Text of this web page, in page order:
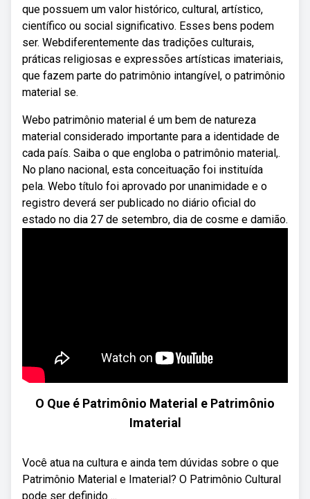
que possuem um valor histórico, cultural, artístico,
científico ou social significativo. Esses bens podem
ser. Webdiferentemente das tradições culturais,
práticas religiosas e expressões artísticas imateriais,
que fazem parte do patrimônio intangível, o patrimônio
material se.
Webo patrimônio material é um bem de natureza
material considerado importante para a identidade de
cada país. Saiba o que engloba o patrimônio material,.
No plano nacional, esta conceituação foi instituída
pela. Webo título foi aprovado por unanimidade e o
registro deverá ser publicado no diário oficial do
estado no dia 27 de setembro, dia de cosme e damião.
O Que é Patrimônio Material e Patrimônio
Imaterial
Você atua na cultura e ainda tem dúvidas sobre o que
Patrimônio Material e Imaterial? O Patrimônio Cultural
pode ser definido ...